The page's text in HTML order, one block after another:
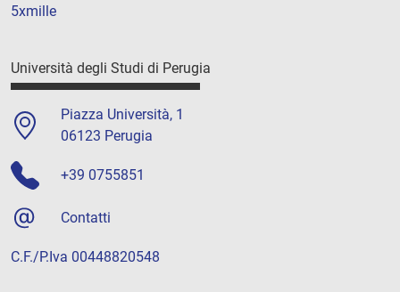
5xmille
Università degli Studi di Perugia
Piazza Università, 1
06123 Perugia
+39 0755851
Contatti
C.F./P.Iva 00448820548